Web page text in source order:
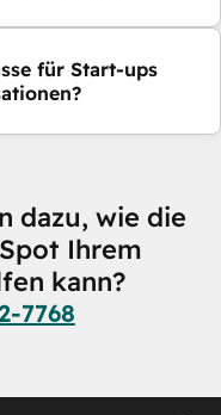
für Start-ups
dazu, wie die
Ihrem
kann?
7768